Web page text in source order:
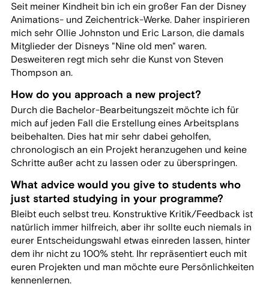
Seit meiner Kindheit bin ich ein großer Fan der Disney
Animations- und Zeichentrick-Werke. Daher inspirieren
mich sehr Ollie Johnston und Eric Larson, die damals
Mitglieder der Disneys "Nine old men" waren.
Desweiteren regt mich sehr die Kunst von Steven
Thompson an.
How do you approach a new project?
Durch die Bachelor-Bearbeitungszeit möchte ich für
mich auf jeden Fall die Erstellung eines Arbeitsplans
beibehalten. Dies hat mir sehr dabei geholfen,
chronologisch an ein Projekt heranzugehen und keine
Schritte außer acht zu lassen oder zu überspringen.
What advice would you give to students who
just started studying in your programme?
Bleibt euch selbst treu. Konstruktive Kritik/Feedback ist
natürlich immer hilfreich, aber ihr sollte euch niemals in
eurer Entscheidungswahl etwas einreden lassen, hinter
dem ihr nicht zu 100% steht. Ihr repräsentiert euch mit
euren Projekten und man möchte eure Persönlichkeiten
kennenlernen.